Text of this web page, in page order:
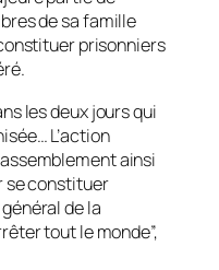
de sa famille
prisonniers
les deux jours qui
L’action
ainsi
se constituer
de la
tout le monde”,